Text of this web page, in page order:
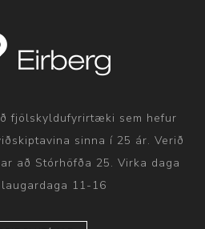
fjölskyldufyrirtæki sem hefur
sinna í 25 ár. Verið
að Stórhöfða 25. Virka daga
11-16